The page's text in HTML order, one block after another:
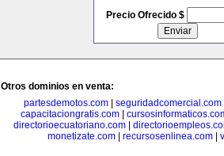
Precio Ofrecido $
Otros dominios en venta:
partesdemotos.com| seguridadcomercial.com
capacitaciongratis.com|
directorioecuatoriano.com
monetizate.com
recursosenlinea.com